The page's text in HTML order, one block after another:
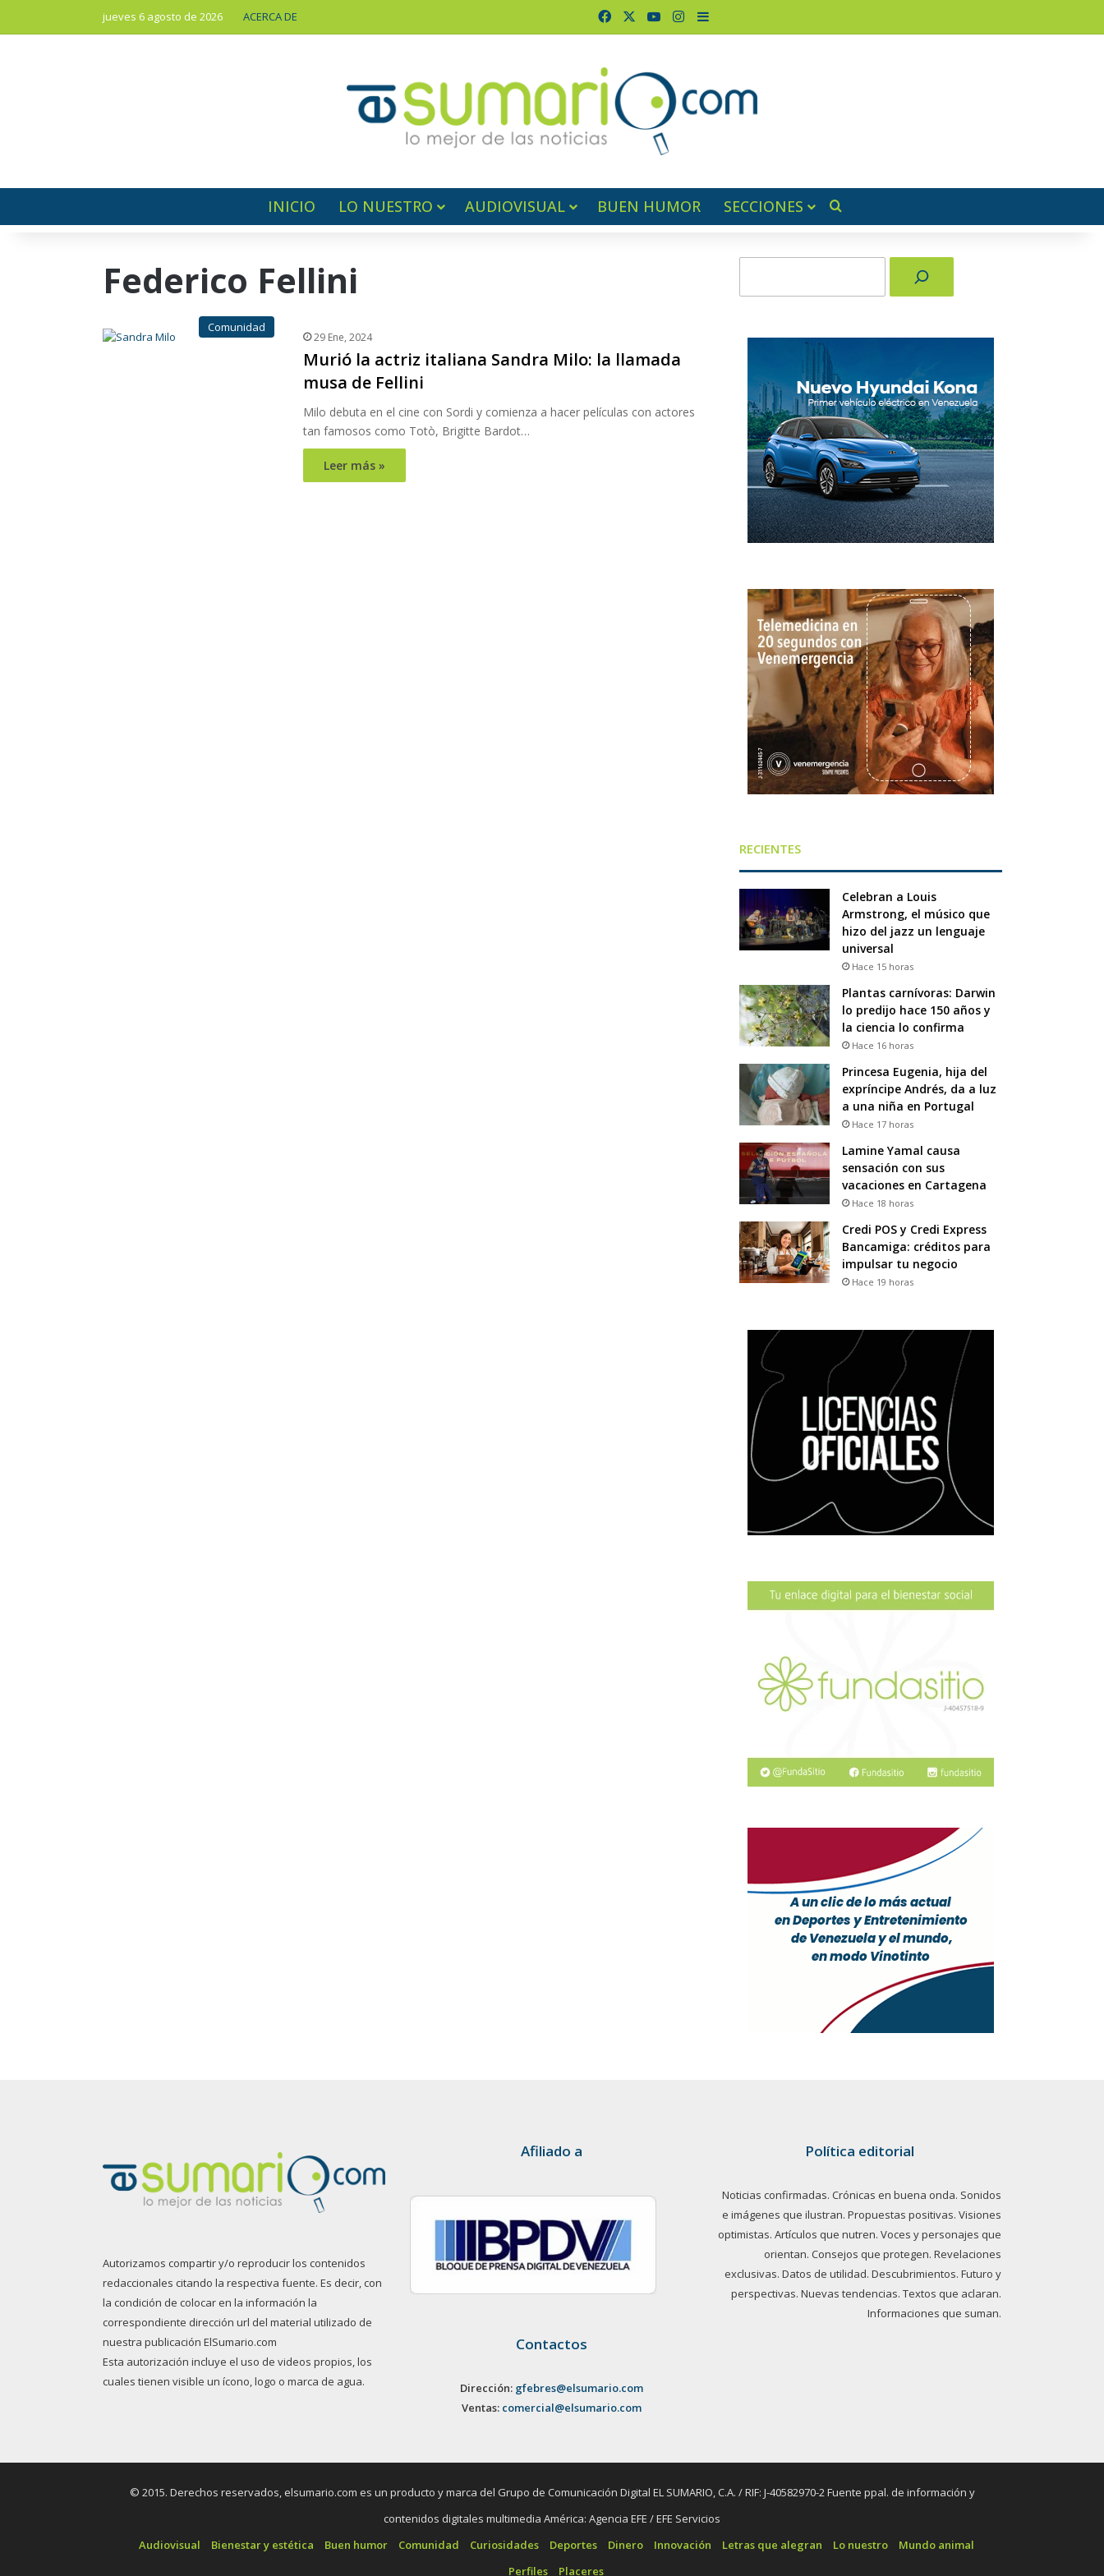
jueves 6 agosto de 2026 ACERCA DE FacebookYouTubeInstagram
Barra lateral
INICIO LO NUESTRO AUDIOVISUAL BUEN HUMOR SECCIONES
Federico Fellini
Comunidad
29 Ene, 2024
Murió la actriz italiana Sandra Milo: la llamada
musa de Fellini
Milo debuta en el cine con Sordi y comienza a hacer películas con actores
tan famosos como Totò, Brigitte Bardot…
Leer más »
RECIENTES
Celebran a Louis
Armstrong, el músico que
hizo del jazz un lenguaje
universal
Hace 15 horas
Plantas carnívoras: Darwin
lo predijo hace 150 años y
la ciencia lo confirma
Hace 16 horas
Princesa Eugenia, hija del
expríncipe Andrés, da a luz
a una niña en Portugal
Hace 17 horas
Lamine Yamal causa
sensación con sus
vacaciones en Cartagena
Hace 18 horas
Credi POS y Credi Express
Bancamiga: créditos para
impulsar tu negocio
Hace 19 horas
Autorizamos compartir y/o reproducir los contenidos
redaccionales citando la respectiva fuente. Es decir, con
la condición de colocar en la información la
correspondiente dirección url del material utilizado de
nuestra publicación ElSumario.com
Esta autorización incluye el uso de videos propios, los
cuales tienen visible un ícono, logo o marca de agua.
Afiliado a
Contactos
Dirección: gfebres@elsumario.com
Ventas: comercial@elsumario.com
Política editorial
Noticias confirmadas. Crónicas en buena onda. Sonidos
e imágenes que ilustran. Propuestas positivas. Visiones
optimistas. Artículos que nutren. Voces y personajes que
orientan. Consejos que protegen. Revelaciones
exclusivas. Datos de utilidad. Descubrimientos. Futuro y
perspectivas. Nuevas tendencias. Textos que aclaran.
Informaciones que suman.
© 2015. Derechos reservados, elsumario.com es un producto y marca del Grupo de Comunicación Digital EL SUMARIO, C.A. / RIF: J-40582970-2 Fuente ppal. de información y
contenidos digitales multimedia América: Agencia EFE / EFE Servicios
Audiovisual
Bienestar y estética Buen humor Comunidad Curiosidades Deportes Dinero Innovación Letras que alegran Lo nuestro
Mundo animal
Perfiles
Placeres